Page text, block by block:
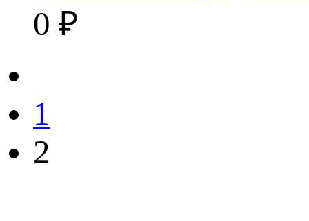
0 ₽
1
2